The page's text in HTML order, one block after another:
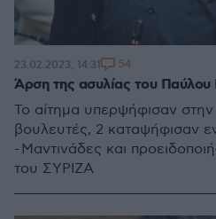
Άρση της ασυλίας του
Το αίτημα υπερψήφισαν
βουλευτές, 2 καταψήφισαν
- Μαντινάδες και
του ΣΥΡΙΖΑ
23.02.2023, 14:31 54